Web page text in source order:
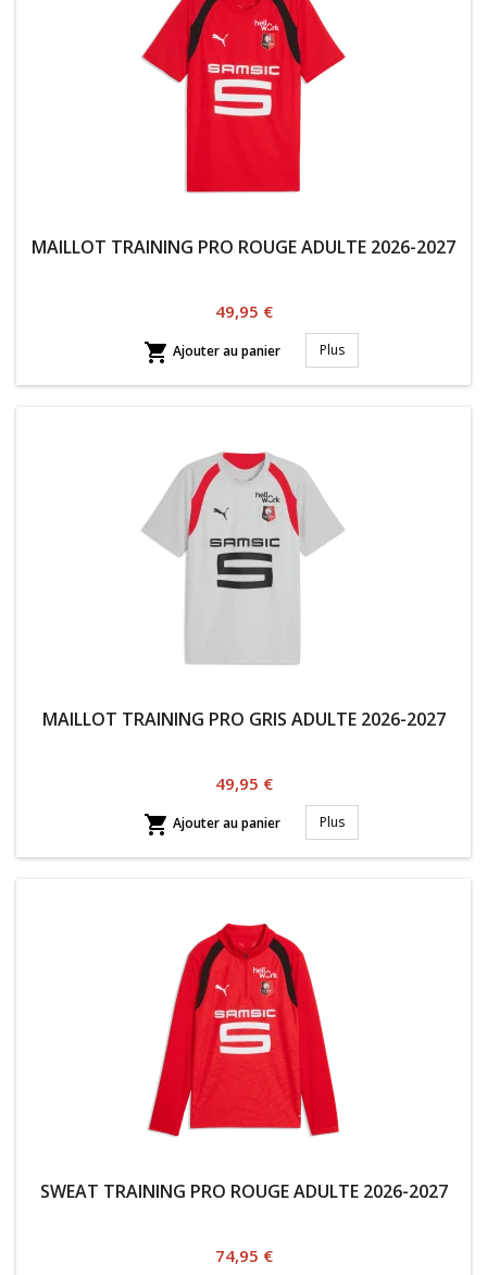
MAILLOT TRAINING PRO ROUGE ADULTE 2026-2027
Prix
49,95 €
 Ajouter au panier Plus
MAILLOT TRAINING PRO GRIS ADULTE 2026-2027
Prix
49,95 €
 Ajouter au panier Plus
SWEAT TRAINING PRO ROUGE ADULTE 2026-2027
Prix
74,95 €